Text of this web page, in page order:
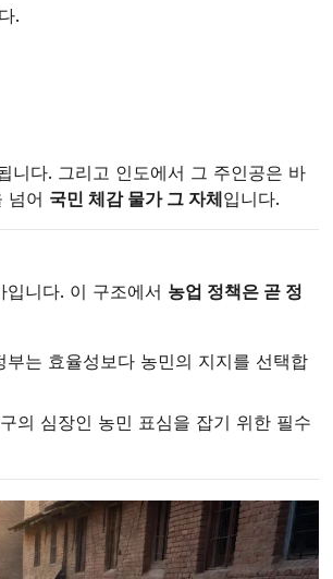
.
니다. 그리고 인도에서 그 주인공은 바
넘어 국민 체감 물가 그 자체입니다.
니다. 이 구조에서 농업 정책은 곧 정
부는 효율성보다 농민의 지지를 선택합
의 심장인 농민 표심을 잡기 위한 필수